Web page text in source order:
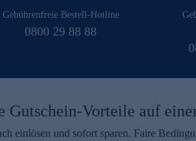
Gebührenfreie Bestell-Hotline
0800 29 88 88
Gutschein-Vorteile auf
einlösen und sofort sparen. Faire